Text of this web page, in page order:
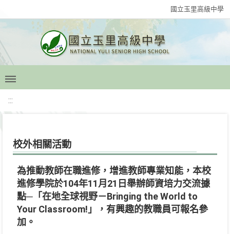
國立玉里高級中學
:::
校外相關活動
為推動教師在職進修，增進教師專業知能，本校
進修學院於104年11月21日舉辦師資培力交流據
點─「在地全球視野－Bringing the World to
Your Classroom!」，有興趣的教職員可報名參
加。